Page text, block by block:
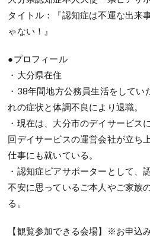
タイトル：『認知症は不運な出来
ゃない！』
●プロフィール
・大分県在住
・38年間地方公務員生活をして
れの症状と体調不良により退職。
・現在は、大分市のデイサービス
回デイサービスの運営会社が立ち
仕事にも就いている。
・認知症ピアサポーターとして、
不安に思っているご本人やご家族
る。
【観覧参加できる会場】※お申込